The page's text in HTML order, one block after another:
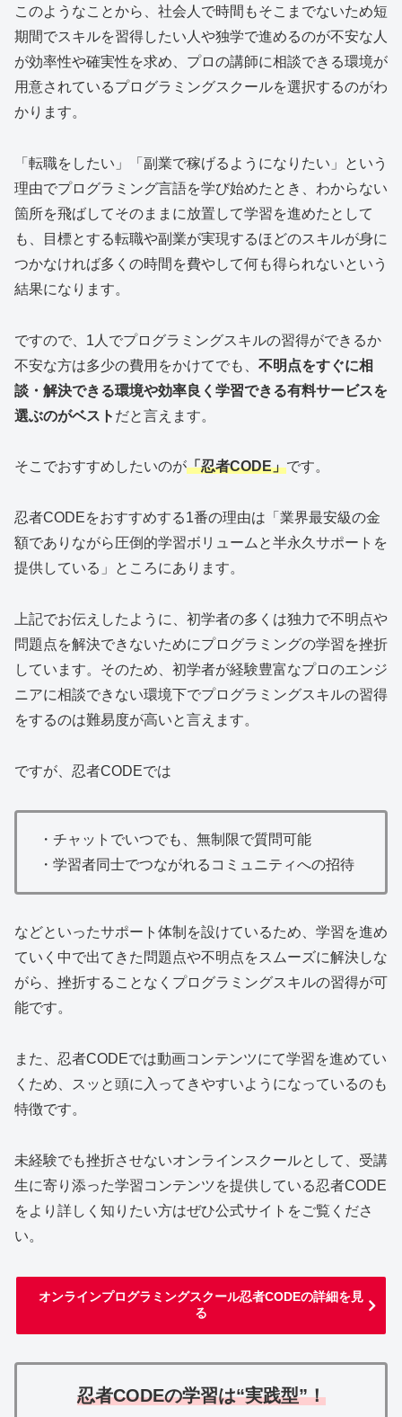
このようなことから、社会人で時間もそこまでないため短
期間でスキルを習得したい人や独学で進めるのが不安な人
が効率性や確実性を求め、プロの講師に相談できる環境が
用意されているプログラミングスクールを選択するのがわ
かります。
「転職をしたい」「副業で稼げるようになりたい」という
理由でプログラミング言語を学び始めたとき、わからない
箇所を飛ばしてそのままに放置して学習を進めたとして
も、目標とする転職や副業が実現するほどのスキルが身に
つかなければ多くの時間を費やして何も得られないという
結果になります。
ですので、1人でプログラミングスキルの習得ができるか
不安な方は多少の費用をかけてでも、 不明点をすぐに相
談・解決できる環境や効率良く学習できる有料サービスを
選ぶのがベスト だと言えます。
そこでおすすめしたいのが「忍者CODE」です。
忍者CODEをおすすめする1番の理由は「業界最安級の金
額でありながら圧倒的学習ボリュームと半永久サポートを
提供している」ところにあります。
上記でお伝えしたように、初学者の多くは独力で不明点や
問題点を解決できないためにプログラミングの学習を挫折
しています。そのため、初学者が経験豊富なプロのエンジ
ニアに相談できない環境下でプログラミングスキルの習得
をするのは難易度が高いと言えます。
ですが、忍者CODEでは
・チャットでいつでも、無制限で質問可能
・学習者同士でつながれるコミュニティへの招待
などといったサポート体制を設けているため、学習を進め
ていく中で出てきた問題点や不明点をスムーズに解決しな
がら、挫折することなくプログラミングスキルの習得が可
能です。
また、忍者CODEでは動画コンテンツにて学習を進めてい
くため、スッと頭に入ってきやすいようになっているのも
特徴です。
未経験でも挫折させないオンラインスクールとして、受講
生に寄り添った学習コンテンツを提供している忍者CODE
をより詳しく知りたい方はぜひ公式サイトをご覧くださ
い。
オンラインプログラミングスクール忍者CODEの詳細を見
る
忍者CODEの学習は“実践型”！